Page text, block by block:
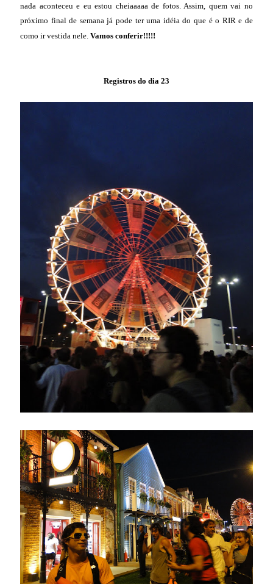
nada aconteceu e eu estou cheiaaaaa de fotos. Assim, quem vai no
próximo final de semana já pode ter uma idéia do que é o RIR e de
como ir vestida nele. Vamos conferir!!!!!
Registros do dia 23